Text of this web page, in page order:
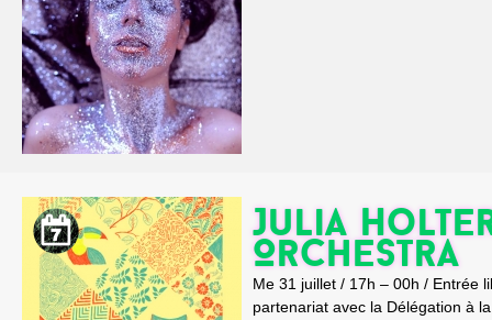
Julia
Orchestra
Me 31 juillet / 17h – 00h / Entrée
partenariat avec la Délégation à